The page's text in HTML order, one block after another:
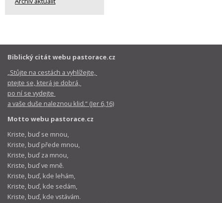
Biblický citát webu pastorace.cz
„Stůjte na cestách a vyhlížejte,
ptejte se, která je dobrá,
po ní se vydejte
a vaše duše naleznou klid.“ (Jer 6,16)
Motto webu pastorace.cz
Kriste, buď se mnou,
Kriste, buď přede mnou,
Kriste, buď za mnou,
Kriste, buď ve mně.
Kriste, buď, kde lehám,
Kriste, buď, kde sedám,
Kriste, buď, kde vstávám.